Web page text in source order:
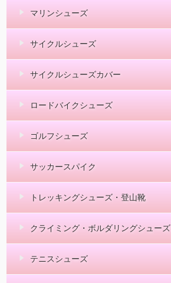
マリンシューズ
サイクルシューズ
サイクルシューズカバー
ロードバイクシューズ
ゴルフシューズ
サッカースパイク
トレッキングシューズ・登山靴
クライミング・ボルダリングシューズ
テニスシューズ